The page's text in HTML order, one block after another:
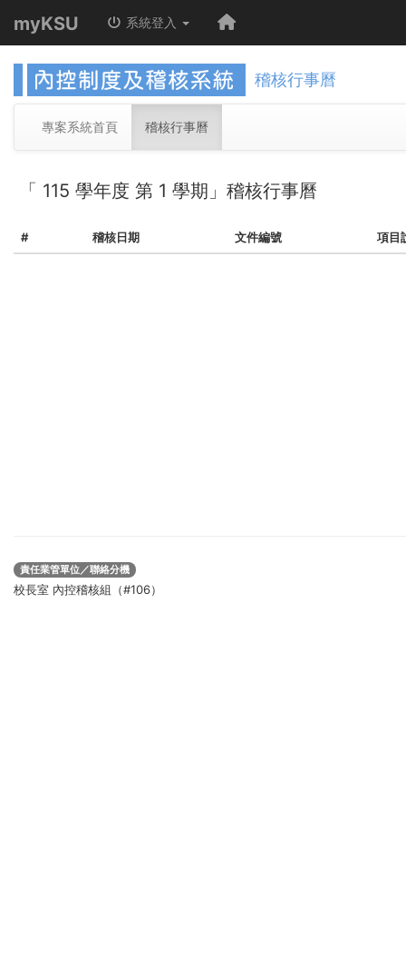
myKSU 系統登入
稽核行事曆
專案系統首頁 稽核行事曆
「 115 學年度 第 1 學期」稽核行事曆
# 稽核日期 文件編號 項目
責任業管單位／聯絡分機
校長室 內控稽核組（#106）